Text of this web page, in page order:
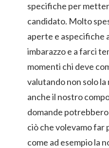
specifiche per
candidato. Molto
aperte e aspecifiche
imbarazzo e a farci
momenti chi deve
valutando non solo
anche il nostro
domande
ciò che volevamo far
come ad esempio la